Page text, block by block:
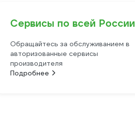
Сервисы по всей России
Обращайтесь за обслуживанием в
авторизованные сервисы
производителя
Подробнее